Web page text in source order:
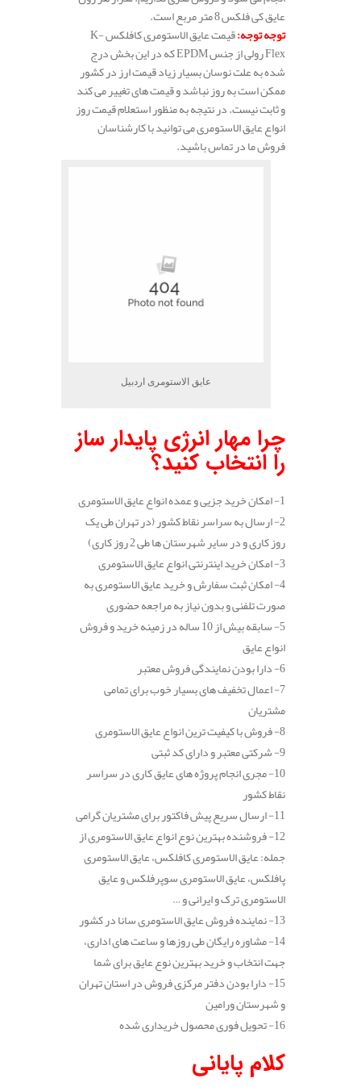
عایق کی فلکس 8 متر مربع است.
توجه توجه:
قیمت عایق الاستومری کافلکس K-
Flex رولی از جنس EPDM که در این بخش درج
شده به علت نوسان بسیار زیاد قیمت ارز در کشور
ممکن است به روز نباشد و قیمت های تغییر می کند
و ثابت نیست. در نتیجه به منظور استعلام قیمت روز
انواع عایق الاستومری می توانید با کارشناسان
فروش ما در تماس باشید.
عایق الاستومری اردبیل
چرا مهار انرژی پایدار ساز
را انتخاب کنید؟
1- امکان خرید جزیی و عمده انواع عایق الاستومری
2- ارسال به سراسر نقاط کشور (در تهران طی یک
روز کاری و در سایر شهرستان ها طی 2 روز کاری)
3- امکان خرید اینترنتی انواع عایق الاستومری
4- امکان ثبت سفارش و خرید عایق الاستومری به
صورت تلفنی و بدون نیاز به مراجعه حضوری
5- سابقه بیش از 10 ساله در زمینه خرید و فروش
انواع عایق
6- دارا بودن نمایندگی فروش معتبر
7- اعمال تخفیف های بسیار خوب برای تمامی
مشتریان
8- فروش با کیفیت ترین انواع عایق الاستومری
9- شرکتی معتبر و دارای کد ثبتی
10- مجری انجام پروژه های عایق کاری در سراسر
نقاط کشور
11- ارسال سریع پیش فاکتور برای مشتریان گرامی
12- فروشنده بهترین نوع انواع عایق الاستومری از
جمله: عایق الاستومری کافلکس، عایق الاستومری
پافلکس، عایق الاستومری سوپرفلکس و عایق
الاستومری ترک و ایرانی و …
13- نماینده فروش عایق الاستومری سانا در کشور
14- مشاوره رایگان طی روزها و ساعت های اداری،
جهت انتخاب و خرید بهترین نوع عایق برای شما
15- دارا بودن دفتر مرکزی فروش در استان تهران
و شهرستان ورامین
16- تحویل فوری محصول خریداری شده
کلام پایانی